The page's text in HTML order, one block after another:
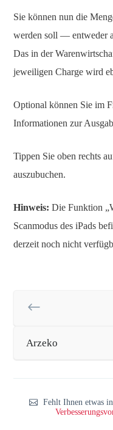
Sie können nun die
werden soll — entweder
Das in der
jeweiligen Charge wird
Optional können Sie im
Informationen zur
Tippen Sie oben rechts
auszubuchen.
Hinweis: Die Funktion
Scanmodus des iPads
derzeit noch nicht
Arzeko
Fehlt Ihnen etwas